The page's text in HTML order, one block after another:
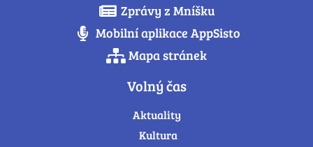
Zprávy z Mníšku
Mobilní aplikace AppSisto
Mapa stránek
Volný čas
Aktuality
Kultura